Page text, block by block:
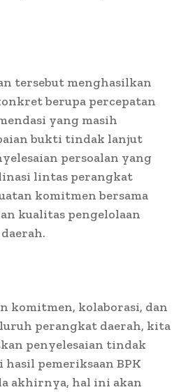
tersebut menghasilkan
berupa percepatan
yang masih
bukti tindak lanjut
persoalan yang
lintas perangkat
komitmen bersama
kualitas pengelolaan
komitmen, kolaborasi, dan
perangkat daerah, kita
penyelesaian tindak
pemeriksaan BPK
akhirnya, hal ini akan